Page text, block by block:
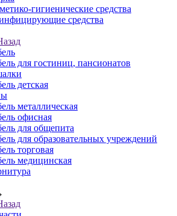
гигиенические средства
средства
для гостиниц, пансионатов
детская
металлическая
офисная
для общепита
для образовательных учреждений
торговая
медицинская